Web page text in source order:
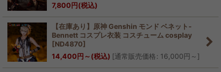
7,800円(税込)
【在庫あり】原神 Genshin モンド ベネット-
Bennett コスプレ衣装 コスチューム cosplay
[ND4870]
14,400円 ～(税込) [通常販売価格: 16,000円 ～ ]